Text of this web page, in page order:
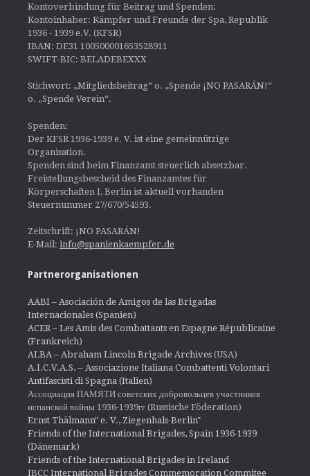
Kontoverbindung für Beitrag und Spenden:
Kontoinhaber: Kämpfer und Freunde der Spa, Republik
1936 - 1939 e.V. (KFSR)
IBAN: DE31 100500001653528911
SWIFT-BIC: BELADEBEXXX
Stichwort: „Mitgliedsbeitrag“ o. „Spende ¡NO PASARÁN!“
o. „Spende Verein“.
Spenden:
Der KFSR 1936-1939 e. V. ist eine gemeinnützige
Organisation.
Spenden sind beim Finanzamt steuerlich absetzbar.
Freistellungsbescheid des Finanzamtes für
Körperschaften I, Berlin ist aktuell vorhanden
Steuernummer 27/670/54593.
Zeitschrift: ¡NO PASARÁN!
E-Mail: info@spanienkaempfer.de
Partnerorganisationen
AABI – Asociación de Amigos de las Brigadas
Internacionales (Spanien)
ACER – Les Amis des Combattants en Espagne Républicaine
(Frankreich)
ALBA – Abraham Lincoln Brigade Archives (USA)
A.I.C.V.A.S. – Associazione Italiana Combattenti Volontari
Antifascisti di Spagna (Italien)
Ассоциация ПАМЯТИ советских добровольцев участников
испанской войны 1936-1939гг (Russische Föderation)
Ernst Thälmann" e. V., Ziegenhals-Berlin"
Friends of the International Brigades, Spain 1936-1939
(Dänemark)
Friends of the International Brigades in Ireland
IBCC International Brigades Commemoration Commitee